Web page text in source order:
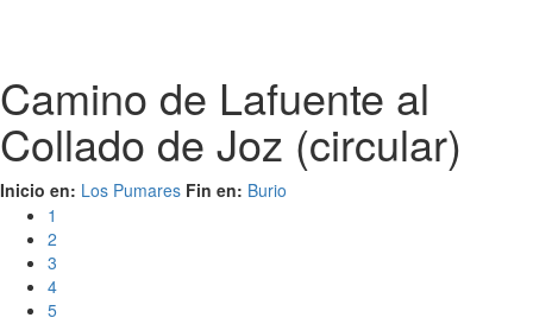
Camino de Lafuente al
Collado de Joz (circular)
Inicio en: Los Pumares Fin en: Burio
1
2
3
4
5